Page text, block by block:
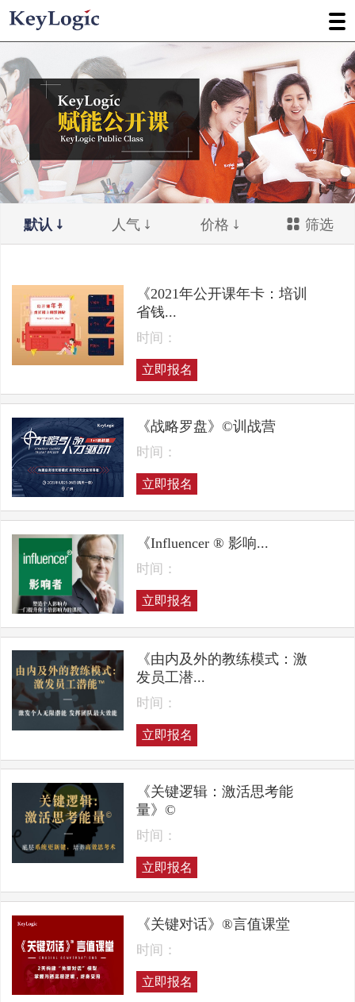
默认 人气 价格 筛选
《2021年公开课年卡：培训
省钱...
时间：
立即报名
《战略罗盘》©训战营
时间：
立即报名
《Influencer ® 影响...
时间：
立即报名
《由内及外的教练模式：激
发员工潜...
时间：
立即报名
《关键逻辑：激活思考能
量》©
时间：
立即报名
《关键对话》®言值课堂
时间：
立即报名